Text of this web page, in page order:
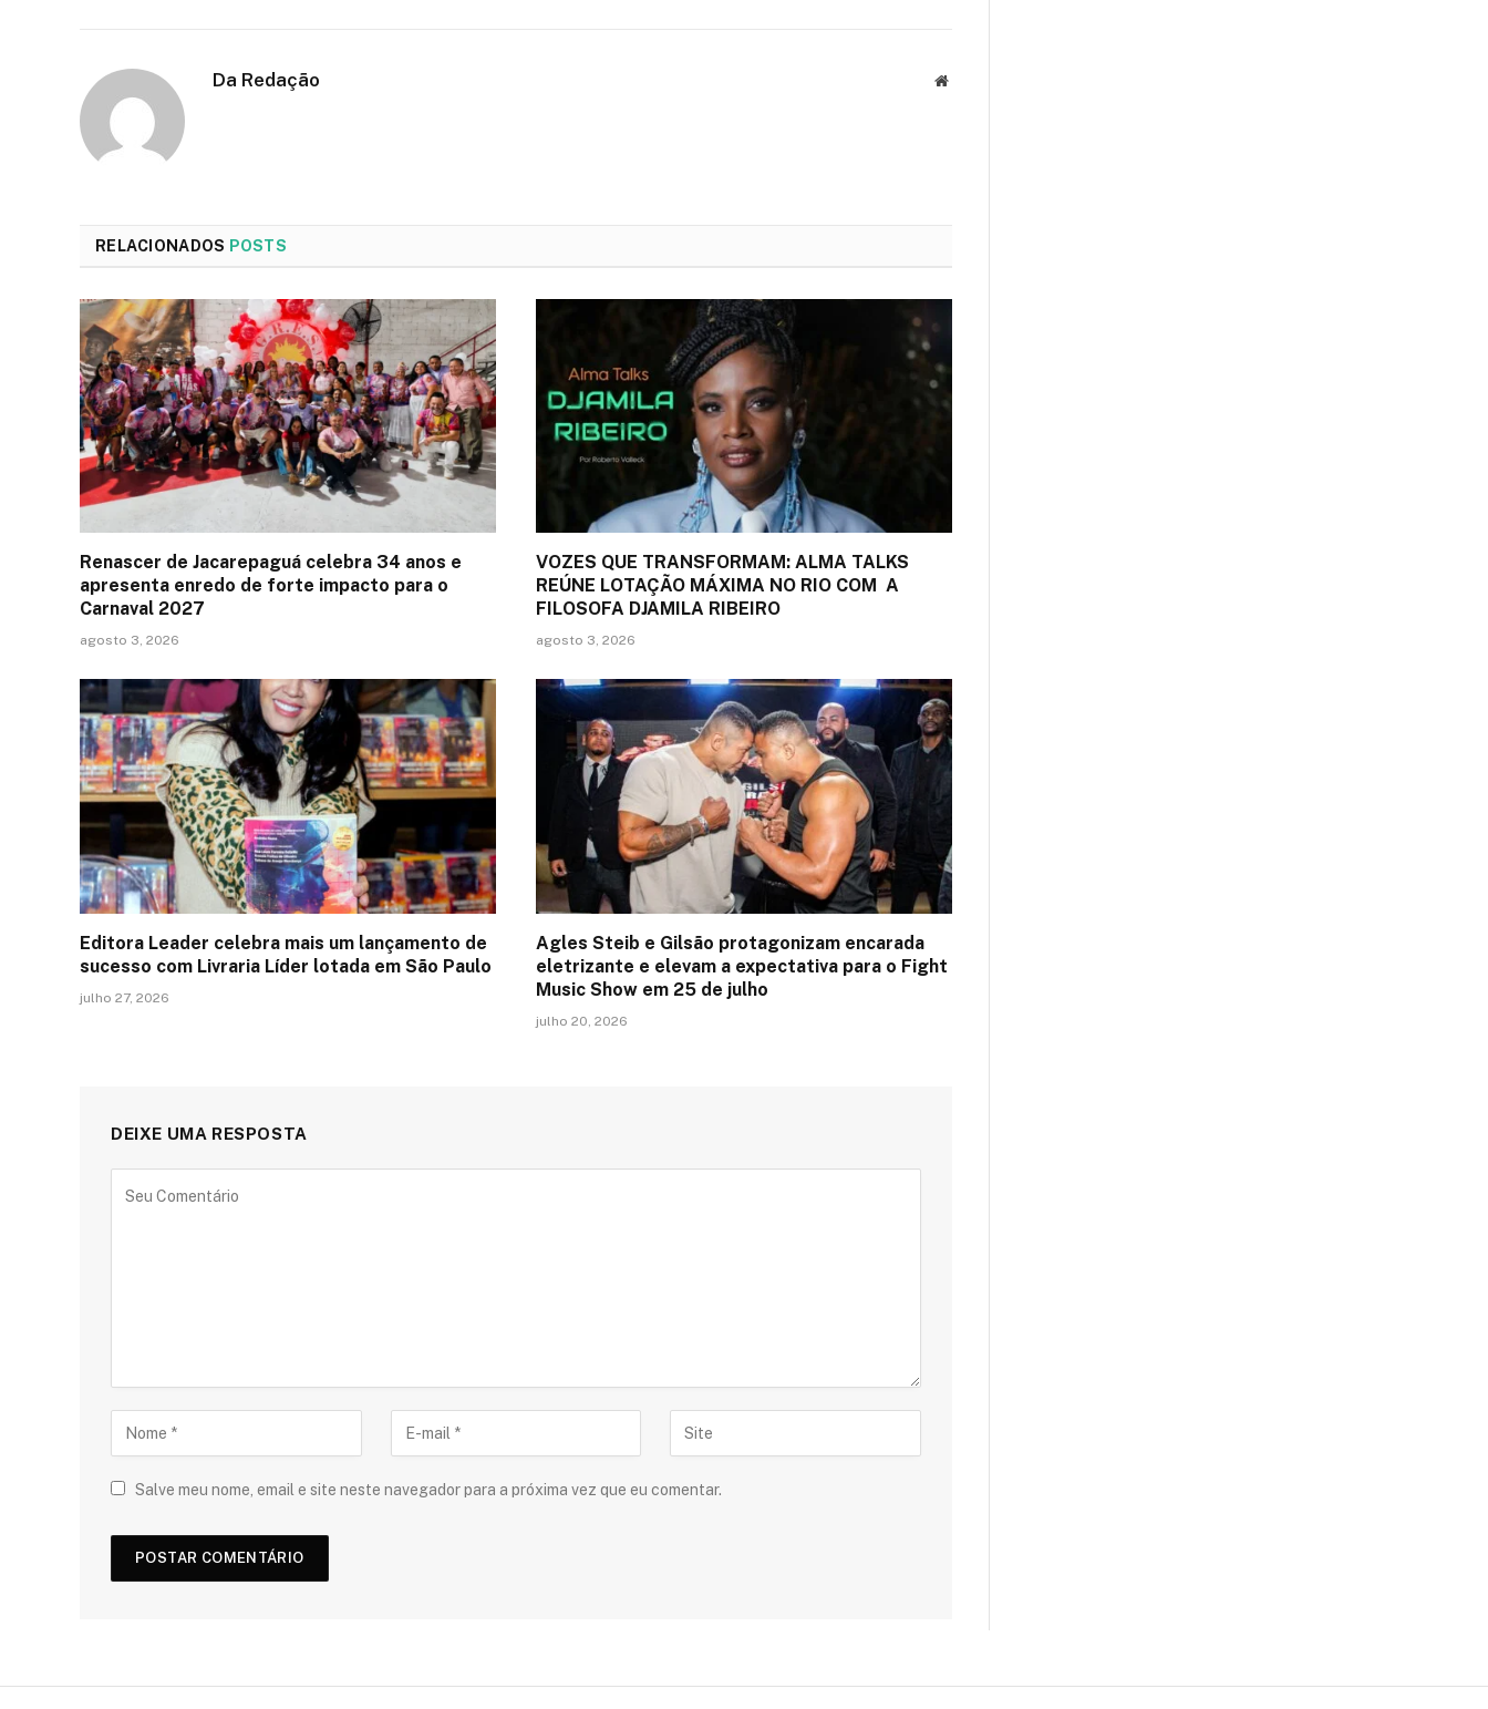
Da Redação Site
RELACIONADOS POSTS
Renascer de Jacarepaguá celebra 34 anos e
apresenta enredo de forte impacto para o
Carnaval 2027
agosto 3, 2026
VOZES QUE TRANSFORMAM: ALMA TALKS
REÚNE LOTAÇÃO MÁXIMA NO RIO COM A
FILOSOFA DJAMILA RIBEIRO
agosto 3, 2026
Editora Leader celebra mais um lançamento de
sucesso com Livraria Líder lotada em São Paulo
julho 27, 2026
Agles Steib e Gilsão protagonizam encarada
eletrizante e elevam a expectativa para o Fight
Music Show em 25 de julho
julho 20, 2026
DEIXE UMA RESPOSTA
Salve meu nome, email e site neste navegador para a próxima vez que eu comentar.